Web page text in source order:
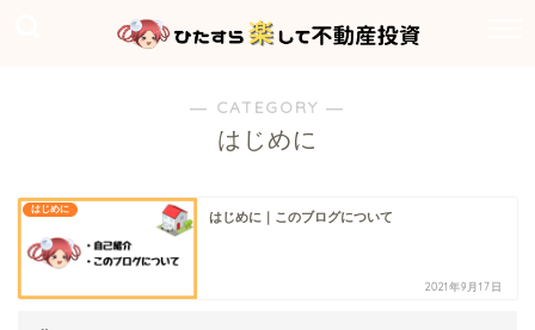
― CATEGORY ―
はじめに
はじめに
はじめに｜このブログについて
2021年9月17日